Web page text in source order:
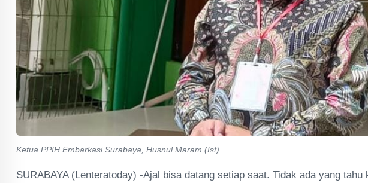
Ketua PPIH Embarkasi Surabaya, Husnul Maram (Ist)
SURABAYA (Lenteratoday) -Ajal bisa datang setiap saat. Tidak ada yang